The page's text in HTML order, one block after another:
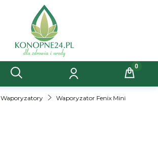
Waporyzatory Waporyzator Fenix Mini